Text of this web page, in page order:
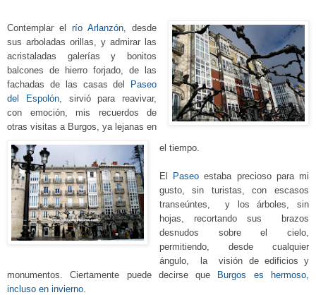
Contemplar elrío Arlanzón , desde
sus arboladas orillas, y admirar las
acristaladas galerías y bonitos
balcones de hierro forjado, de las
fachadas de las casas del Paseo
del Espolón, sirvió para reavivar,
con emoción, mis recuerdos de
otras visitas a Burgos, ya lejanas en
el tiempo.
El Paseoestaba precioso para mi
gusto, sin turistas, con escasos
transeúntes, y los árboles, sin
hojas, recortando sus brazos
desnudos sobre el cielo,
permitiendo, desde cualquier
ángulo, la visión de edificios y
monumentos. Ciertamente puede decirse que Burgos es hermoso,
incluso en invierno.